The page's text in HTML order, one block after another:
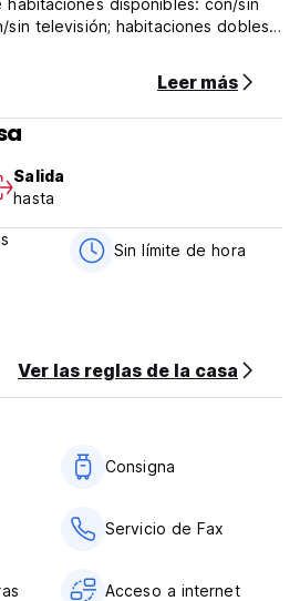
disponibles: con/sin
sin televisión; habitaciones dobles
1 día
no están incluidos (Auto-
Leer más
Salida
hasta
Sin límite de hora
Ver las reglas de la casa
Consigna
Servicio de Fax
Acceso a internet